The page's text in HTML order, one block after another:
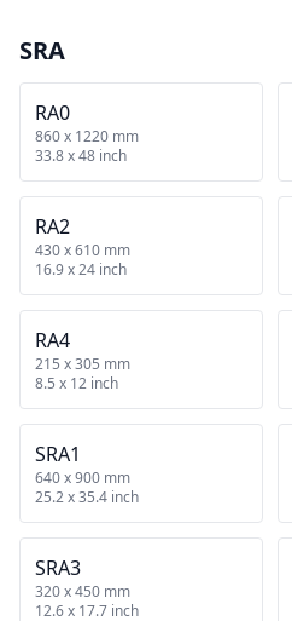
SRA
RA0
860 x 1220 mm
33.8 x 48 inch
RA2
430 x 610 mm
16.9 x 24 inch
RA4
215 x 305 mm
8.5 x 12 inch
SRA1
640 x 900 mm
25.2 x 35.4 inch
SRA3
320 x 450 mm
12.6 x 17.7 inch